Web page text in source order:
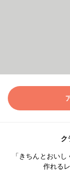
ク
「きちんとおい
作れる